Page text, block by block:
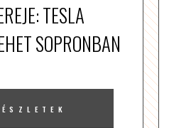
TESLA
SOPRONBAN